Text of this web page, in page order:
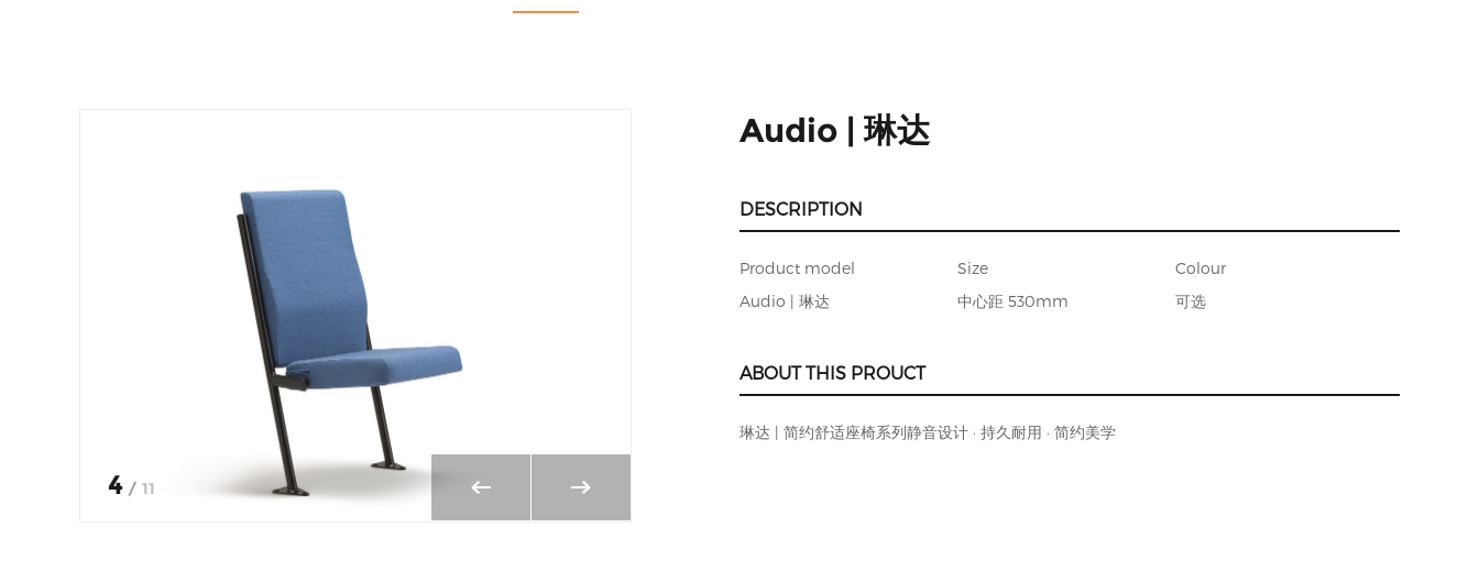
4 / 11
Audio | 琳达
DESCRIPTION
Product model
Audio | 琳达
Size
中心距 530mm
Colour
可选
ABOUT THIS PROUCT
琳达 | 简约舒适座椅系列静音设计 · 持久耐用 · 简约美学